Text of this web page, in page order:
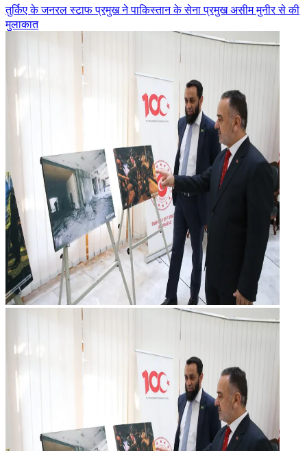
तुर्किए के जनरल स्टाफ प्रमुख ने पाकिस्तान के सेना प्रमुख असीम मुनीर से की
मुलाकात